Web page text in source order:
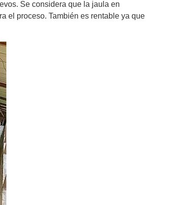
Se considera que la jaula en
el proceso. También es rentable ya que